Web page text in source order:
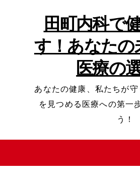
田町内科で
す！あなたの
医療の
あなたの健康、私たちが
を見つめる医療への第一
う！